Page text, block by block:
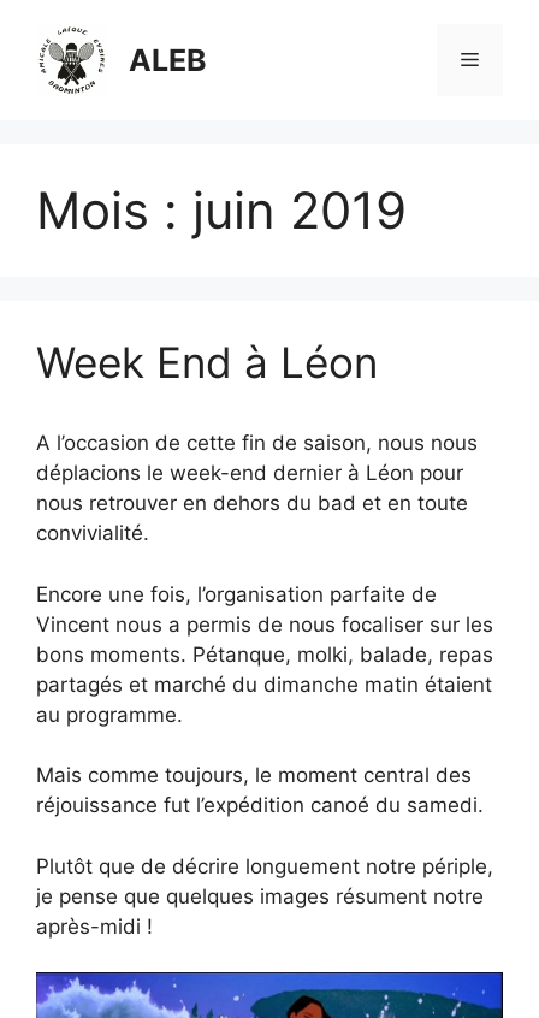
contenu
ALEB Menu
Mois : juin 2019
Week End à Léon
A l’occasion de cette fin de saison, nous nous
déplacions le week-end dernier à Léon pour
nous retrouver en dehors du bad et en toute
convivialité.
Encore une fois, l’organisation parfaite de
Vincent nous a permis de nous focaliser sur les
bons moments. Pétanque, molki, balade, repas
partagés et marché du dimanche matin étaient
au programme.
Mais comme toujours, le moment central des
réjouissance fut l’expédition canoé du samedi.
Plutôt que de décrire longuement notre périple,
je pense que quelques images résument notre
après-midi !